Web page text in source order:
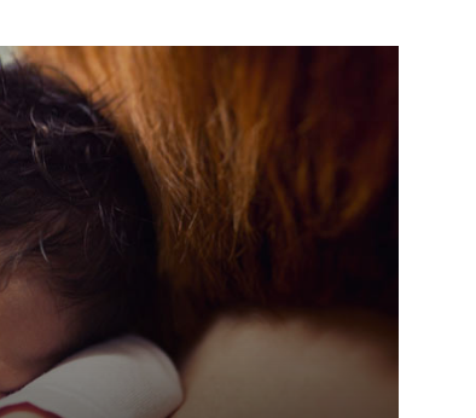
11x wat mannen moeten weten over
een bevalling
Wat je niet wilt horen voor, tijdens of
na je bevalling
8 tips voor opgedroogd snot
verwijderen bij je dreumes